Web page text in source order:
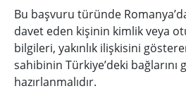
Bu başvuru türünde
davet eden kişinin kimlik veya
bilgileri, yakınlık ilişkisini
sahibinin Türkiye’deki
hazırlanmalıdır.